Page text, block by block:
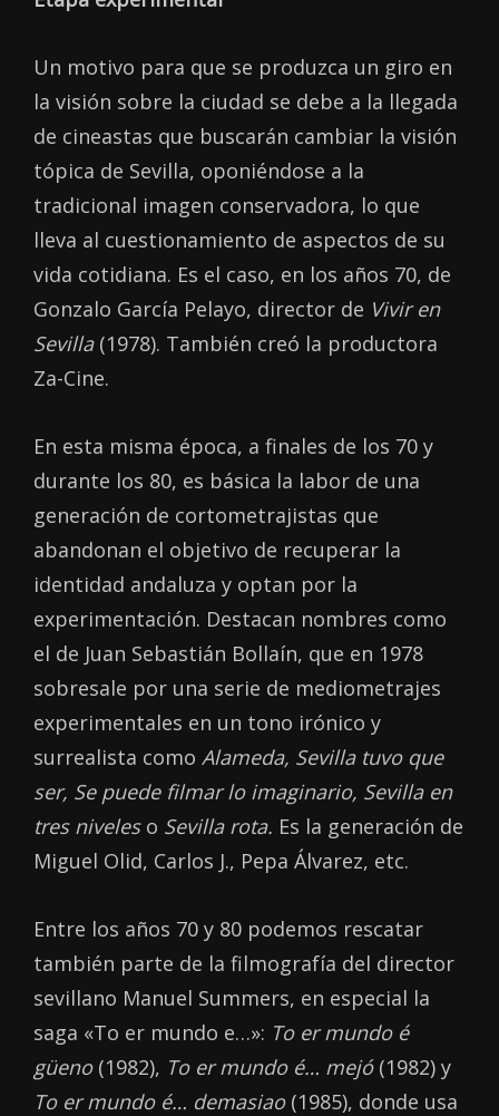
Un motivo para que se produzca un giro en
la visión sobre la ciudad se debe a la llegada
de cineastas que buscarán cambiar la visión
tópica de Sevilla, oponiéndose a la
tradicional imagen conservadora, lo que
lleva al cuestionamiento de aspectos de su
vida cotidiana. Es el caso, en los años 70, de
Gonzalo García Pelayo, director de Vivir en
Sevilla(1978). También creó la productora
Za-Cine.
En esta misma época, a finales de los 70 y
durante los 80, es básica la labor de una
generación de cortometrajistas que
abandonan el objetivo de recuperar la
identidad andaluza y optan por la
experimentación. Destacan nombres como
el de Juan Sebastián Bollaín, que en 1978
sobresale por una serie de mediometrajes
experimentales en un tono irónico y
surrealista como Alameda, Sevilla tuvo que
ser, Se puede filmar lo imaginario, Sevilla en
tres niveles o Sevilla rota. Es la generación de
Miguel Olid, Carlos J., Pepa Álvarez, etc.
Entre los años 70 y 80 podemos rescatar
también parte de la filmografía del director
sevillano Manuel Summers, en especial la
saga «To er mundo e…»: To er mundo é
güeno(1982), To er mundo é… mejó(1982) y
To er mundo é… demasiao(1985), donde usa